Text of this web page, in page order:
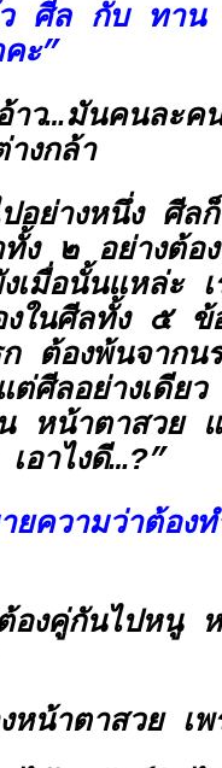
ศีลกับ ทาน
ะ”
ว…มันคนละค
งกล้า
อย่างหนึ่ง ศีล
ง ๒ อย่างต้อ
เมื่อนั้นแหล่ะ
งในศีลทั้ง ๕ ข้
ต้องพ้นจากน
ต่ศีลอย่างเดีย
หน้าตาสวย
อาไงดี…?”
วามว่าต้องท
งคู่กันไปหนู ห
หน้าตาสวย เ